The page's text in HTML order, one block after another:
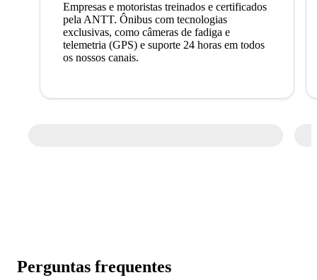
Empresas e motoristas treinados e certificados
pela ANTT. Ônibus com tecnologias
exclusivas, como câmeras de fadiga e
telemetria (GPS) e suporte 24 horas em todos
os nossos canais.
Perguntas frequentes